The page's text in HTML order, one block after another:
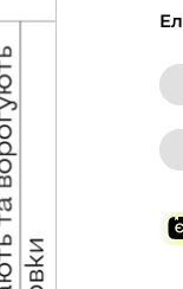
сертифікати